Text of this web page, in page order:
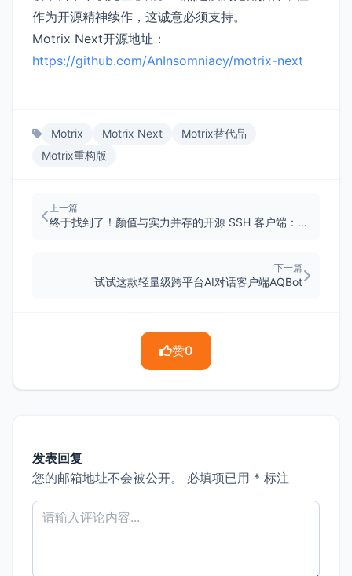
作为开源精神续作，这诚意必须支持。
Motrix Next开源地址：
https://github.com/AnInsomniacy/motrix-next
Motrix Motrix Next
Motrix替代品
Motrix重构版
上一篇
终于找到了！颜值与实力并存的开源 SSH 客户端：Netcatty
下一篇
试试这款轻量级跨平台AI对话客户端AQBot
赞0
发表回复
您的邮箱地址不会被公开。
必填项已用 * 标注